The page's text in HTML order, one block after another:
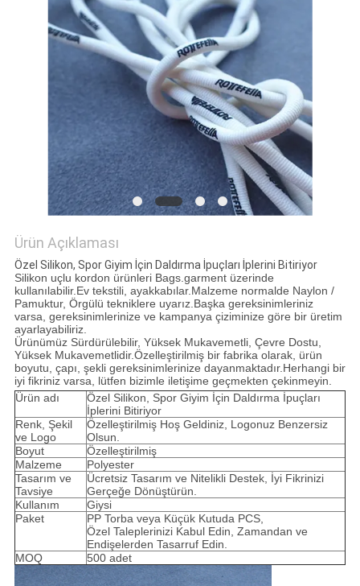
PRIVACY
POLICY
Ürün Açıklaması
Özel Silikon, Spor Giyim İçin Daldırma İpuçları İplerini Bitiriyor
Silikon uçlu kordon ürünleri Bags.garment üzerinde
kullanılabilir.Ev tekstili, ayakkabılar.Malzeme normalde Naylon /
Pamuktur, Örgülü tekniklere uyarız.Başka gereksinimleriniz
varsa, gereksinimlerinize ve kampanya çiziminize göre bir üretim
ayarlayabiliriz.
Ürünümüz Sürdürülebilir, Yüksek Mukavemetli, Çevre Dostu,
Yüksek Mukavemetlidir.Özelleştirilmiş bir fabrika olarak, ürün
boyutu, çapı, şekli gereksinimlerinize dayanmaktadır.Herhangi bir
iyi fikriniz varsa, lütfen bizimle iletişime geçmekten çekinmeyin.
Ürün adı
Özel Silikon, Spor Giyim İçin Daldırma İpuçları
İplerini Bitiriyor
Renk, Şekil
ve Logo
Özelleştirilmiş Hoş Geldiniz, Logonuz Benzersiz
Olsun.
Boyut
Özelleştirilmiş
Malzeme
Polyester
Tasarım ve
Tavsiye
Ücretsiz Tasarım ve Nitelikli Destek, İyi Fikrinizi
Gerçeğe Dönüştürün.
Kullanım
Giysi
Paket
PP Torba veya Küçük Kutuda PCS,
Özel Taleplerinizi Kabul Edin, Zamandan ve
Endişelerden Tasarruf Edin.
MOQ
500 adet